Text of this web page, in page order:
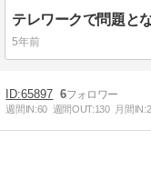
5年前
65897 6
週間IN:60 週間OUT:130 月間IN: